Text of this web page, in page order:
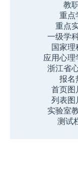
教
重点
重点
一级学
国家理
应用心理
浙江省
报名
首页图
列表图
实验室
测试